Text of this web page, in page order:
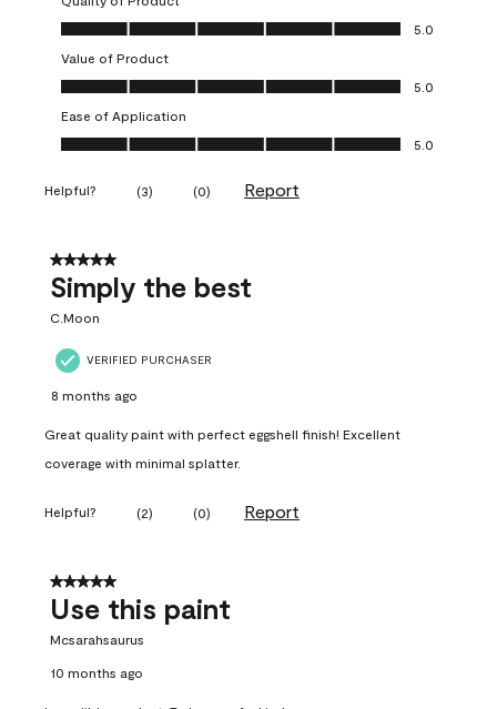
Quality of Product, 5.0 out of 5
5.0
Value of Product
Value of Product, 5.0 out of 5
5.0
Ease of Application
Ease of Application, 5.0 out of 5
5.0
Helpful? (3) (0) Report
5 out of 5 stars.
Simply the best
C.Moon
VERIFIED PURCHASER
8 months ago
Great quality paint with perfect eggshell finish! Excellent
coverage with minimal splatter.
Helpful? (2) (0) Report
5 out of 5 stars.
Use this paint
Mcsarahsaurus
10 months ago